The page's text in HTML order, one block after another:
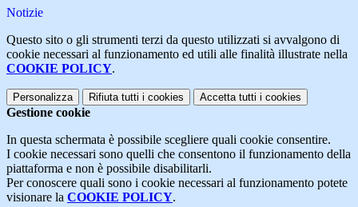
Notizie
Questo sito o gli strumenti terzi da questo utilizzati si avvalgono di
cookie necessari al funzionamento ed utili alle finalità illustrate nella
COOKIE POLICY.
Personalizza Rifiuta tutti i cookies Accetta tutti i cookies
Gestione cookie
In questa schermata è possibile scegliere quali cookie consentire.
I cookie necessari sono quelli che consentono il funzionamento della
piattaforma e non è possibile disabilitarli.
Per conoscere quali sono i cookie necessari al funzionamento potete
visionare la COOKIE POLICY.